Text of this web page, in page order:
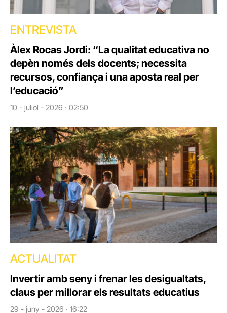
ENTREVISTA
Àlex Rocas Jordi: “La qualitat educativa no
depèn només dels docents; necessita
recursos, confiança i una aposta real per
l’educació”
10 - juliol - 2026 · 02:50
ACTUALITAT
Invertir amb seny i frenar les desigualtats,
claus per millorar els resultats educatius
29 - juny - 2026 · 16:22